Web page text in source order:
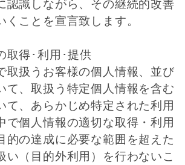
認識しながら、その継続的改善
くことを宣言致します。
取得･利用･提供
取扱うお客様の個人情報、並び
て、取扱う特定個人情報を含む
て、あらかじめ特定された利用
で個人情報の適切な取得・利用
的の達成に必要な範囲を超えた
い（目的外利用）を行わないこ